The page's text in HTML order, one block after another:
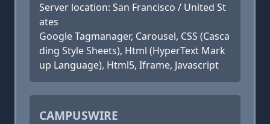
Server location: San Francisco / United St
ates
Google Tagmanager, Carousel, CSS (Casca
ding Style Sheets), Html (HyperText Mark
up Language), Html5, Iframe, Javascript
CAMPUSWIRE